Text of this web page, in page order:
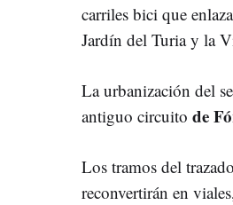
carriles bici que
Jardín del Turia y la
La urbanización del
antiguo circuito de
Los tramos del
reconvertirán en